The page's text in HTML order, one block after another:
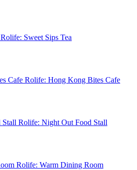
Rolife: Sweet Sips Tea
Rolife: Hong Kong Bites Cafe
Rolife: Night Out Food Stall
Rolife: Warm Dining Room